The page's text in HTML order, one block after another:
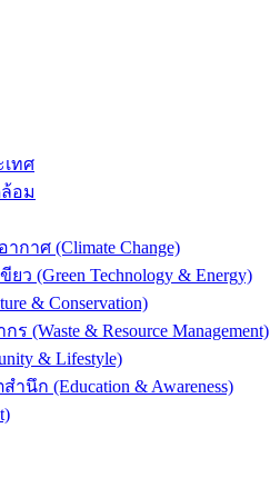
ทศ
อม
าศ (Climate Change)
(Green Technology & Energy)
& Conservation)
(Waste & Resource Management)
& Lifestyle)
นึก (Education & Awareness)